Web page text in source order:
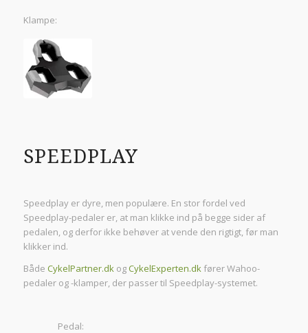
Klampe:
SPEEDPLAY
Speedplay er dyre, men populære. En stor fordel ved
Speedplay-pedaler er, at man klikke ind på begge sider af
pedalen, og derfor ikke behøver at vende den rigtigt, før man
klikker ind.
Både CykelPartner.dk ogCykelExperten.dk fører Wahoo-
pedaler og -klamper, der passer til Speedplay-systemet.
Pedal: